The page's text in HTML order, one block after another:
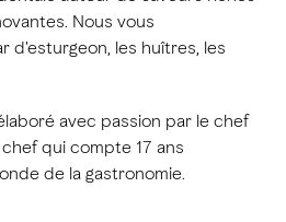
Nous vous
d'esturgeon, les huîtres, les
avec passion par le chef
qui compte 17 ans
de la gastronomie.